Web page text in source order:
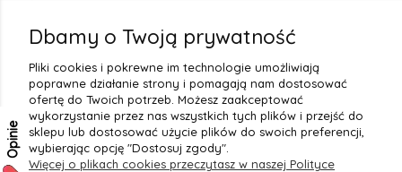
Dbamy o Twoją prywatność
Pliki cookies i pokrewne im technologie umożliwiają
poprawne działanie strony i pomagają nam dostosować
ofertę do Twoich potrzeb. Możesz zaakceptować
wykorzystanie przez nas wszystkich tych plików i przejść do
sklepu lub dostosować użycie plików do swoich preferencji,
wybierając opcję "Dostosuj zgody".
Więcej o plikach cookies przeczytasz w naszej Polityce
Opinie